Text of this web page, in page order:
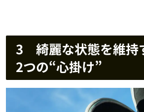
3 綺麗な状態を維持
2つの“心掛け”